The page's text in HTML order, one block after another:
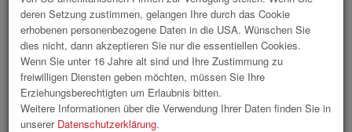
Bank Linz
deren Setzung zustimmen, gelangen Ihre durch das Cookie
erhobenen personenbezogene Daten in die USA. Wünschen Sie
dies nicht, dann akzeptieren Sie nur die essentiellen Cookies.
Wenn Sie unter 16 Jahre alt sind und Ihre Zustimmung zu
freiwilligen Diensten geben möchten, müssen Sie Ihre
Erziehungsberechtigten um Erlaubnis bitten.
Weitere Informationen über die Verwendung Ihrer Daten finden Sie in
unserer Datenschutzerklärung.